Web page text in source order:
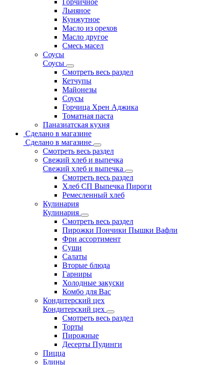
Горчичное
Льняное
Кунжутное
Масло из орехов
Масло другое
Смесь масел
Соусы
Соусы
Смотреть весь раздел
Кетчупы
Майонезы
Соусы
Горчица Хрен Аджика
Томатная паста
Паназиатская кухня
Сделано в магазине
Сделано в магазине
Смотреть весь раздел
Свежий хлеб и выпечка
Свежий хлеб и выпечка
Смотреть весь раздел
Хлеб СП Выпечка Пироги
Ремесленный хлеб
Кулинария
Кулинария
Смотреть весь раздел
Пирожки Пончики Пышки Вафли
Фри ассортимент
Суши
Салаты
Вторые блюда
Гарниры
Холодные закуски
Комбо для Вас
Кондитерский цех
Кондитерский цех
Смотреть весь раздел
Торты
Пирожные
Десерты Пудинги
Пицца
Блины